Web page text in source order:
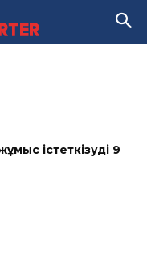
істеткізудің 9